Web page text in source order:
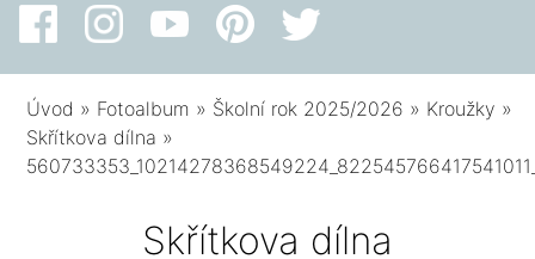
Úvod » Fotoalbum » Školní rok 2025/2026 » Kroužky »
Skřítkova dílna »
Skřítkova dílna